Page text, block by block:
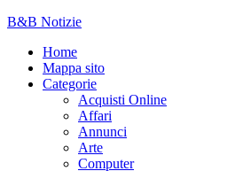
B&B Notizie
Home
Mappa sito
Categorie
Acquisti Online
Affari
Annunci
Arte
Computer